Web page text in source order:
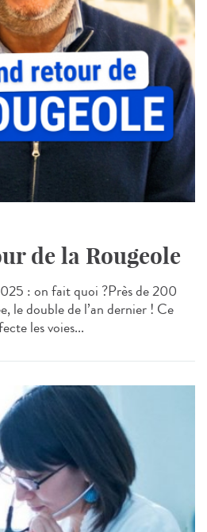
de la Rougeole
: on fait quoi ?Près de 200
le double de l’an dernier ! Ce
les voies...